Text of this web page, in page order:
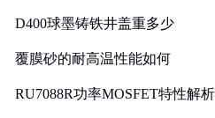
D400球墨铸铁井盖重多少
覆膜砂的耐高温性能如何
RU7088R功率MOSFET特性解